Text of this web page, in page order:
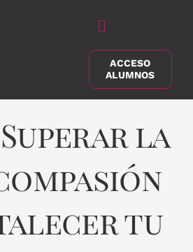
Alternar
navegación
Buscar:
ACCESO
ALUMNOS
la
tu